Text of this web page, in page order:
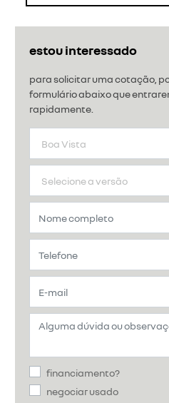
estou interessado
para solicitar uma cotação,
formulário abaixo que
rapidamente.
financiamento?
negociar usado